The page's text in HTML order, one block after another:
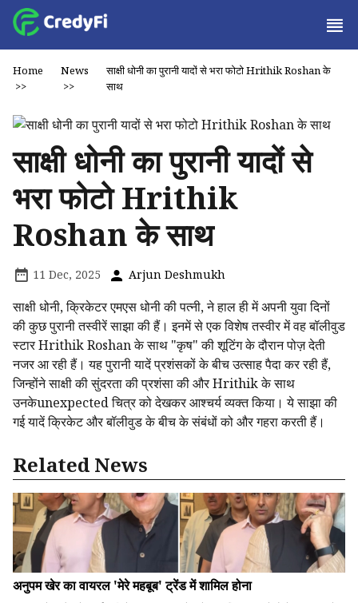
Home
>>
News
>>
साक्षी धोनी का पुरानी यादों से भरा फोटो Hrithik Roshan के
साथ
साक्षी धोनी का पुरानी यादों से
भरा फोटो Hrithik
Roshan के साथ
11 Dec, 2025 Arjun Deshmukh
साक्षी धोनी, क्रिकेटर एमएस धोनी की पत्नी, ने हाल ही में अपनी युवा दिनों
की कुछ पुरानी तस्वीरें साझा की हैं। इनमें से एक विशेष तस्वीर में वह बॉलीवुड
स्टार Hrithik Roshan के साथ "कृष" की शूटिंग के दौरान पोज़ देती
नजर आ रही हैं। यह पुरानी यादें प्रशंसकों के बीच उत्साह पैदा कर रही हैं,
जिन्होंने साक्षी की सुंदरता की प्रशंसा की और Hrithik के साथ
उनकेunexpected चित्र को देखकर आश्चर्य व्यक्त किया। ये साझा की
गई यादें क्रिकेट और बॉलीवुड के बीच के संबंधों को और गहरा करती हैं।
Related News
अनुपम खेर का वायरल 'मेरे महबूब' ट्रेंड में शामिल होना